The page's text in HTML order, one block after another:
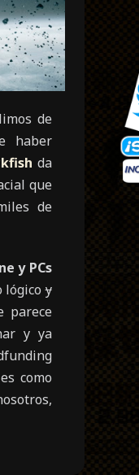
de
haber
da
que
de
y PCs
lógicoy
parece
y ya
como